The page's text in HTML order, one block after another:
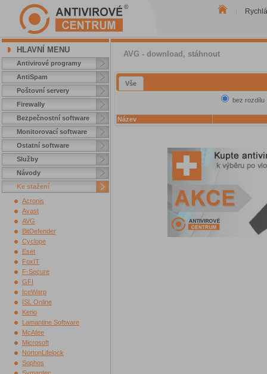
HLAVNÍ MENU
Antivirové programy
AntiSpam
Poštovní servery
Firewally
Bezpečnostní software
Monitorovací software
Ostatní software
Služby
Návody
Ke stažení
Acronis
Avast
AVG
BitDefender
Cyclope
Eset
FoxIT
F-Secure
GFI
IceWarp
ISL Online
Kerio
Lamantine Software
McAfee
Microsoft
NortonLifelock
Sophos
AVG - download, stáhnout
Vše
bez rozdílu
Název